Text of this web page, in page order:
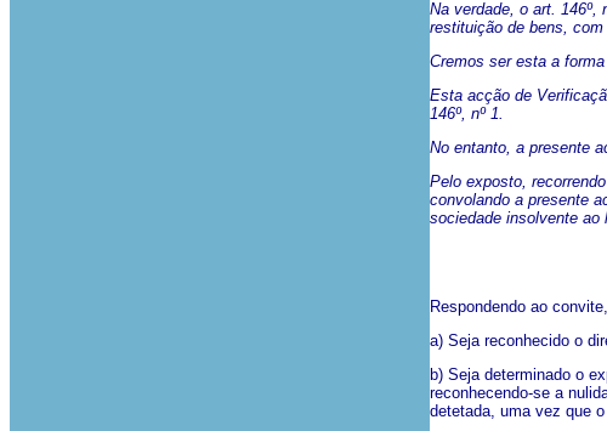
Na verdade, o art. 146º,
restituição de bens,
Cremos ser esta a
Esta acção de
146º, nº 1.
No entanto, a presente
Pelo exposto,
convolando a presente
sociedade insolvente ao
Respondendo ao
a) Seja reconhecido o
b) Seja determinado o
reconhecendo-se a
detetada, uma vez que